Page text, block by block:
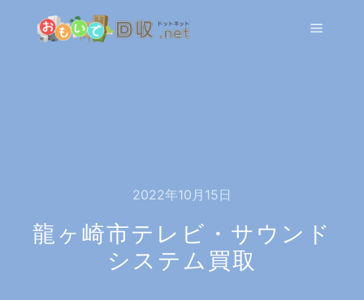
2022年10月15日
龍ヶ崎市テレビ・サウンド
システム買取